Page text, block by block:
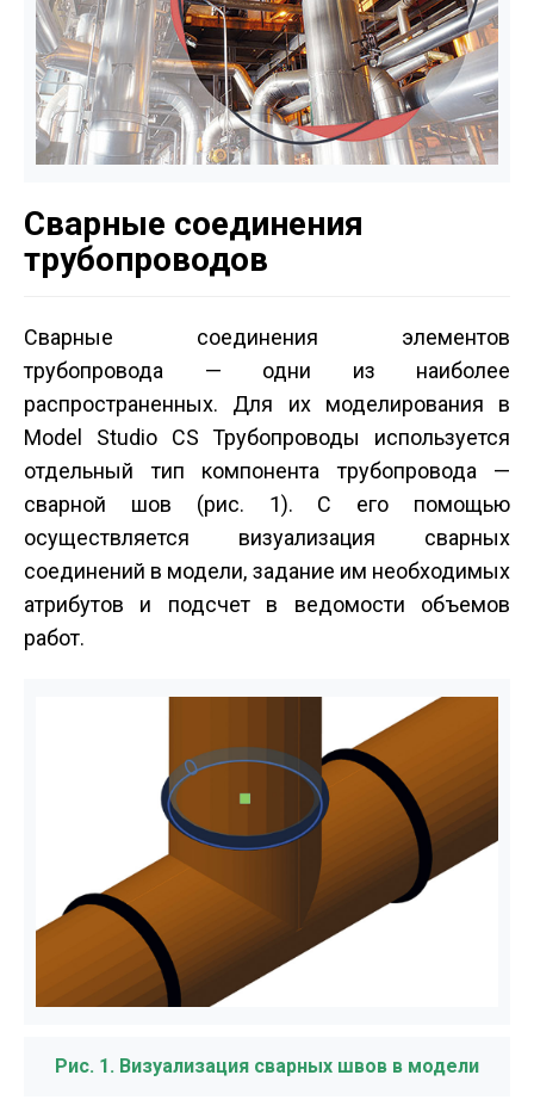
Сварные соединения
трубопроводов
Сварные соединения элементов
трубопровода — одни из наиболее
распространенных. Для их моделирования в
Model Studio CS Трубопроводы используется
отдельный тип компонента трубопровода —
сварной шов (рис. 1). С его помощью
осуществляется визуализация сварных
соединений в модели, задание им необходимых
атрибутов и подсчет в ведомости объемов
работ.
Рис. 1. Визуализация сварных швов в модели